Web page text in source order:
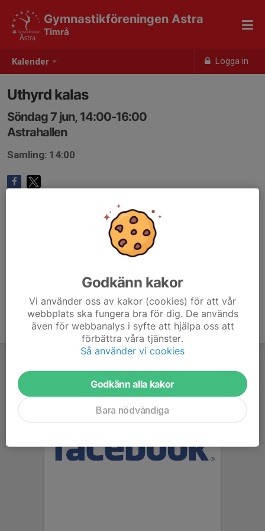
Kalender Logga in
Gymnastikföreningen Astra
Timrå
Uthyrd kalas
Söndag 7 jun, 14:00-16:00
Astrahallen
Samling: 14:00
Godkänn kakor
Vi använder oss av kakor (cookies) för att vår
webbplats ska fungera bra för dig. De används
även för webbanalys i syfte att hjälpa oss att
förbättra våra tjänster.
Så använder vi cookies
Godkänn alla kakor
Bara nödvändiga